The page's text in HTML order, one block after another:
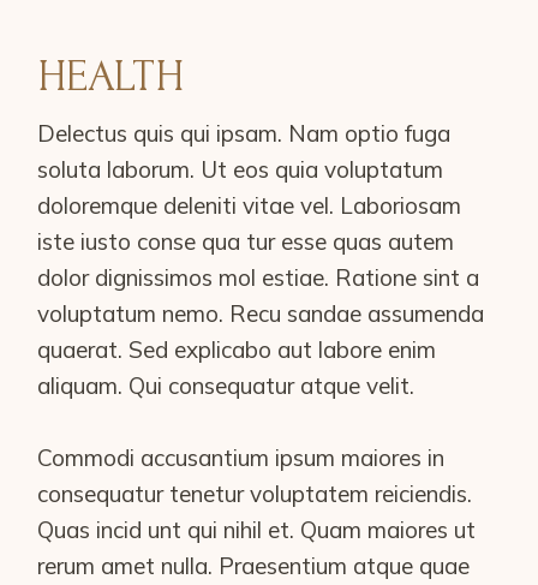
HEALTH
Delectus quis qui ipsam. Nam optio fuga
soluta laborum. Ut eos quia voluptatum
doloremque deleniti vitae vel. Laboriosam
iste iusto conse qua tur esse quas autem
dolor dignissimos mol estiae. Ratione sint a
voluptatum nemo. Recu sandae assumenda
quaerat. Sed explicabo aut labore enim
aliquam. Qui consequatur atque velit.
Commodi accusantium ipsum maiores in
consequatur tenetur voluptatem reiciendis.
Quas incid unt qui nihil et. Quam maiores ut
rerum amet nulla. Praesentium atque quae